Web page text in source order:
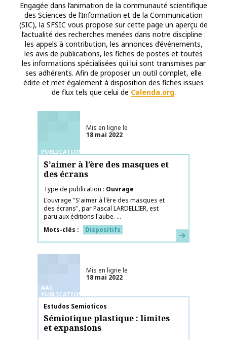
Engagée dans l’animation de la communauté scientifique
des Sciences de l’Information et de la Communication
(SIC), la SFSIC vous propose sur cette page un aperçu de
l’actualité des recherches menées dans notre discipline :
les appels à contribution, les annonces d’événements,
les avis de publications, les fiches de postes et toutes
les informations spécialisées qui lui sont transmises par
ses adhérents. Afin de proposer un outil complet, elle
édite et met également à disposition des fiches issues
de flux tels que celui de Calenda.org.
PUBLICATIONS
Mis en ligne le
18 mai 2022
S’aimer à l’ère des masques et
des écrans
Type de publication
Ouvrage
L'ouvrage "S'aimer à l'ère des masques et
des écrans", par Pascal LARDELLIER, est
paru aux éditions l'aube. ...
Mots-clés
Dispositifs En savoir plus
AAC
PUBLICATIONS
Mis en ligne le
18 mai 2022
Nom de la publication
Estudos Semioticos
Sémiotique plastique : limites
et expansions